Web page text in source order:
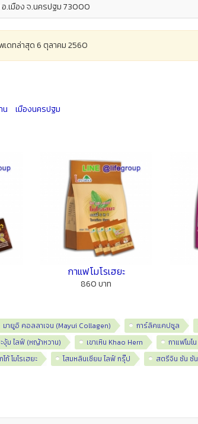
.เมือง จ.นครปฐม 73000
ดทล่าสุด 6 ตุลาคม 2560
น เมืองนครปฐม
กาแฟโมโรเฮยะ
860 บาท
มายูอิ คอลลาเจน (Mayui Collagen) การ์ลิคแคปซูล
งุ้ม ไลฟ์ (หญ้าหวาน) เขาเหิน Khao Hern กาแฟโมโน
โก้ โมโรเฮยะ โสมหลินเซียม ไลฟ์ กรุ๊ป
สตรีจิน ซัน ซัน